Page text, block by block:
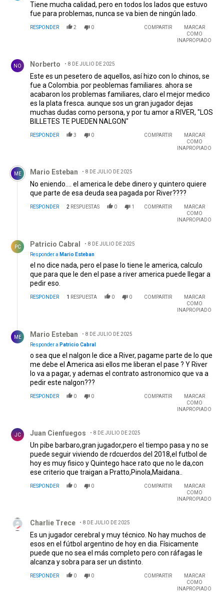
Tiene mucha calidad, pero en todos los lados que estuvo
fue para problemas, nunca se va bien de ningún lado.
RESPONDER 2 0 COMPARTIR
MARCAR
COMO
INAPROPIADO
NO Norberto 8 DE JULIO DE 2025
Este es un pesetero de aquellos, así hizo con lo chinos, se
fue a Colombia. por peoblemas familiares. ahora se
acabaron los problemas familiares, claro el mejor medico
es la plata fresca. aunque sos un gran jugador dejas
muchas dudas como persona, y por tu amor a RIVER, "LOS
BILLETES TE PUEDEN NALGON"
RESPONDER 3 0 COMPARTIR
MARCAR
COMO
INAPROPIADO
Comentario de Mario Esteban.
ME Mario Esteban 8 DE JULIO DE 2025
No eniendo.... el america le debe dinero y quintero quiere
que parte de esa deuda sea pagada por River????
RESPONDER 2 RESPUESTAS 0 1 COMPARTIR
MARCAR
COMO
INAPROPIADO
PC Patricio Cabral
8 DE JULIO DE 2025
Responder a Mario Esteban
el no dice nada, pero el pase lo tiene le america, calculo
que para que le den el pase a river america puede llegar a
pedir eso.
RESPONDER 1 RESPUESTA 0 0 COMPARTIR
MARCAR
COMO
INAPROPIADO
ME Mario Esteban
8 DE JULIO DE 2025
Responder a Patricio Cabral
o sea que el nalgon le dice a River, pagame parte de lo que
me debe el America asi ellos me liberan el pase ? Y River
lo va a pagar, y ademas el contrato astronomico que va a
pedir este nalgon???
RESPONDER 0 0 COMPARTIR
MARCAR
COMO
INAPROPIADO
JC Juan Cienfuegos 8 DE JULIO DE 2025
Un pibe barbaro,gran jugador,pero el tiempo pasa y no se
puede seguir viviendo de rdcuerdos del 2018,el futbol de
hoy es muy fisico y Quintego hace rato que no le da,con
ese criterio que traigan a Pratto,Pinola,Maidana..
RESPONDER 0 0 COMPARTIR
MARCAR
COMO
INAPROPIADO
Charlie Trece 8 DE JULIO DE 2025
Es un jugador cerebral y muy técnico. No hay muchos de
esos en el fútbol argentino de hoy en dia. Físicamente
puede que no sea el más completo pero con ráfagas le
alcanza y sobra para ser un distinto.
RESPONDER 0 0 COMPARTIR
MARCAR
COMO
INAPROPIADO